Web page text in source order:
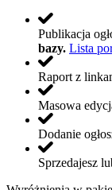
Publikacja
bazy. Lista
Raport z
Masowa
Dodanie
Sprzedajesz